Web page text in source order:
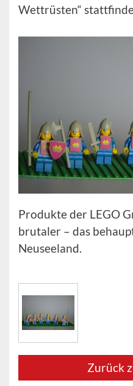
Wettrüsten“
Produkte der LEGO
brutaler – das
Neuseeland.
Zurück